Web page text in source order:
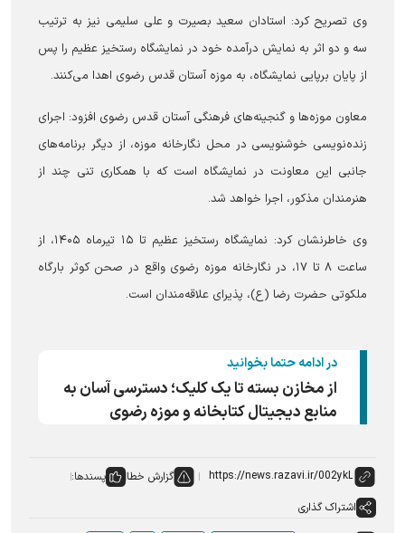
وی تصریح کرد: استادان سعید بصیرت و علی سلیمی نیز به ترتیب
سه و دو اثر به نمایش درآمده خود در نمایشگاه رستخیز عظیم را پس
از پایان برپایی نمایشگاه، به موزه آستان قدس رضوی اهدا می‌کنند.
معاون موزه‌ها و گنجینه‌های فرهنگی آستان قدس رضوی افزود: اجرای
زنده‌نویسی خوشنویسی در محل نگارخانه موزه، از دیگر برنامه‌های
جانبی این معاونت در نمایشگاه است که با همکاری تنی چند از
هنرمندان مذکور، اجرا خواهد شد.
وی خاطرنشان کرد: نمایشگاه رستخیز عظیم تا ۱۵ تیرماه ۱۴۰۵، از
ساعت ۸ تا ۱۷، در نگارخانه موزه رضوی واقع در صحن کوثر بارگاه
ملکوتی حضرت رضا (ع)، پذیرای علاقه‌مندان است.
در ادامه حتما بخوانید
از مخازن بسته تا یک کلیک؛ دسترسی آسان به
منابع دیجیتال کتابخانه و موزه رضوی
گزارش خطا
پسندها:
اشتراک گذاری